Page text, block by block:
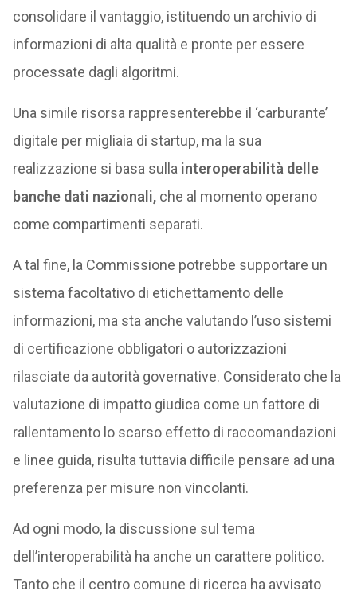
consolidare il vantaggio, istituendo un archivio di
informazioni di alta qualità e pronte per essere
processate dagli algoritmi.
Una simile risorsa rappresenterebbe il ‘carburante’
digitale per migliaia di startup, ma la sua
realizzazione si basa sulla interoperabilità delle
banche dati nazionali,che al momento operano
come compartimenti separati.
A tal fine, la Commissione potrebbe supportare un
sistema facoltativo di etichettamento delle
informazioni, ma sta anche valutando l’uso sistemi
di certificazione obbligatori o autorizzazioni
rilasciate da autorità governative. Considerato che la
valutazione di impatto giudica come un fattore di
rallentamento lo scarso effetto di raccomandazioni
e linee guida, risulta tuttavia difficile pensare ad una
preferenza per misure non vincolanti.
Ad ogni modo, la discussione sul tema
dell’interoperabilità ha anche un carattere politico.
Tanto che il centro comune di ricerca ha avvisato